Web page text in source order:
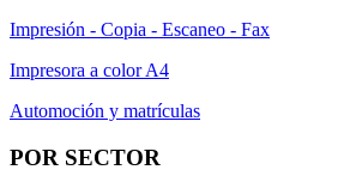
Impresión - Copia - Escaneo - Fax
Impresora a color A4
Automoción y matrículas
POR SECTOR